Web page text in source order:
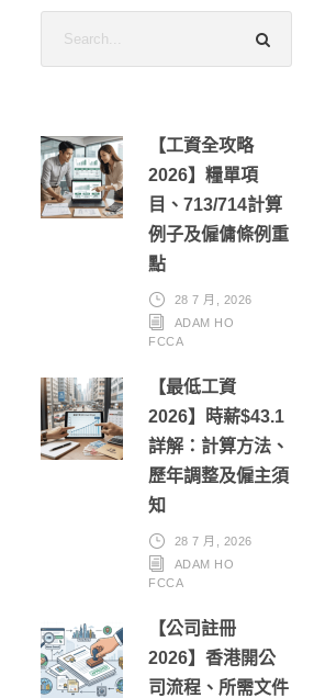
【工資全攻略
2026】糧單項
目、713/714計算
例子及僱傭條例重
點
28 7 月, 2026
ADAM HO
FCCA
【最低工資
2026】時薪$43.1
詳解：計算方法、
歷年調整及僱主須
知
28 7 月, 2026
ADAM HO
FCCA
【公司註冊
2026】香港開公
司流程、所需文件